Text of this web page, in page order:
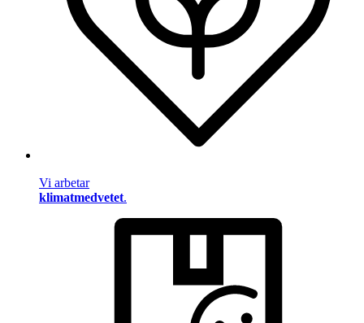
Vi arbetar
klimatmedvetet.